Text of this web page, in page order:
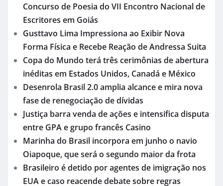
Concurso de Poesia do VII Encontro Nacional de
Escritores em Goiás
Gusttavo Lima Impressiona ao Exibir Nova
Forma Física e Recebe Reação de Andressa Suita
Copa do Mundo terá três cerimônias de abertura
inéditas em Estados Unidos, Canadá e México
Desenrola Brasil 2.0 amplia alcance e mira nova
fase de renegociação de dívidas
Justiça barra venda de ações e intensifica disputa
entre GPA e grupo francês Casino
Marinha do Brasil incorpora em junho o navio
Oiapoque, que será o segundo maior da frota
Brasileiro é detido por agentes de imigração nos
EUA e caso reacende debate sobre regras